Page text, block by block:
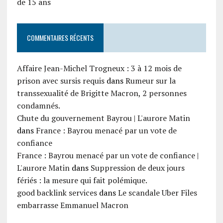
COMMENTAIRES RÉCENTS
Affaire Jean-Michel Trogneux : 3 à 12 mois de
prison avec sursis requisdansRumeur sur la
transsexualité de Brigitte Macron, 2 personnes
condamnés.
Chute du gouvernement Bayrou | L'aurore Matin
dans France : Bayrou menacé par un vote de
confiance
France : Bayrou menacé par un vote de confiance |
L'aurore Matindans Suppression de deux jours
fériés : la mesure qui fait polémique.
good backlink servicesdansLe scandale Uber Files
embarrasse Emmanuel Macron